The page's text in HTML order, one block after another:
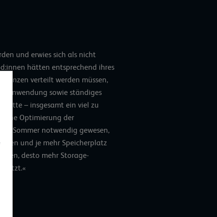
und erwies sich als nicht
hätten entsprechend ihres
verteilt werden müssen,
Anwendung sowie ständiges
– insgesamt ein viel zu
eine Optimierung der
Sommer notwendig gewesen,
und je mehr Speicherplatz
desto mehr Storage-